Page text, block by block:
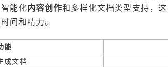
能化内容创作和多样化文档类型支持，
间和精力。
能
成文档